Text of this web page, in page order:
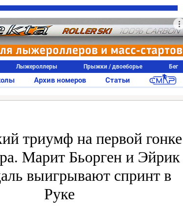
Лыжероллеры Прыжки / двоеборье Бег
Архив номеров Статьи
триумф на первой гонке
Марит Бьорген и Эйрик
выигрывают спринт в
Руке